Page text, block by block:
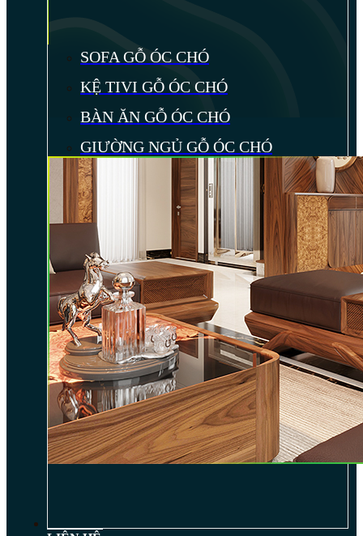
SOFA GỖ ÓC CHÓ
KỆ TIVI GỖ ÓC CHÓ
BÀN ĂN GỖ ÓC CHÓ
GIƯỜNG NGỦ GỖ ÓC CHÓ